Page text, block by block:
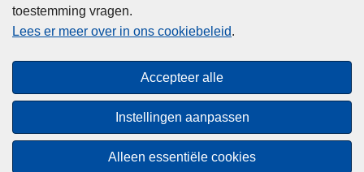
toestemming vragen.
Lees er meer over in ons cookiebeleid.
Accepteer alle
Instellingen aanpassen
Alleen essentiële cookies
Privacy
Toegankelijkheid
© 2026 Politie.be